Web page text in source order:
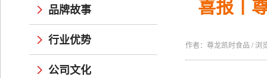
喜报丨
作者：尊龙凯时食品 /
品牌故事
行业优势
公司文化